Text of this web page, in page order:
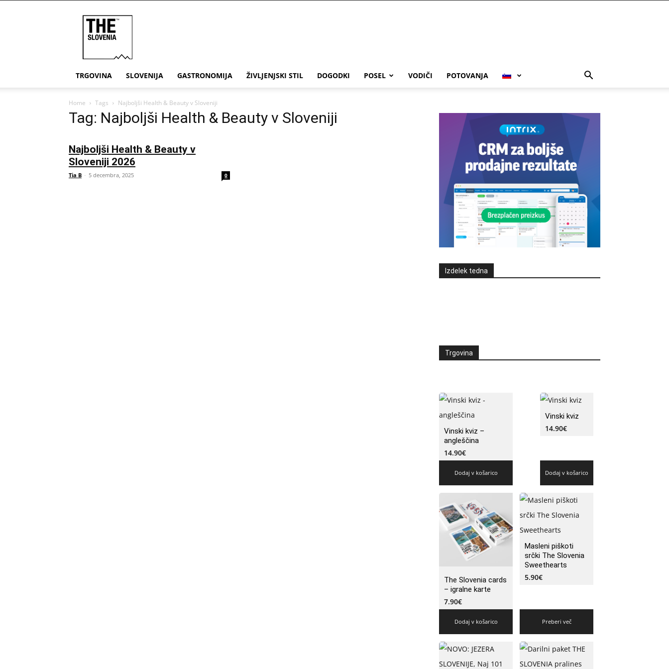
TRGOVINA SLOVENIJA GASTRONOMIJA ŽIVLJENJSKI STIL DOGODKI POSEL VODIČI POTOVANJA
Home Tags Najboljši Health & Beauty v Sloveniji
Tag: Najboljši Health & Beauty v Sloveniji
Najboljši Health & Beauty v
Sloveniji 2026
Tia B - 5 decembra, 2025 0
Izdelek tedna
Trgovina
Vinski kviz –
angleščina
14.90€
Dodaj v košarico
Vinski kviz
14.90€
Dodaj v košarico
The Slovenia cards
– igralne karte
7.90€
Dodaj v košarico
Masleni piškoti
srčki The Slovenia
Sweethearts
5.90€
Preberi več